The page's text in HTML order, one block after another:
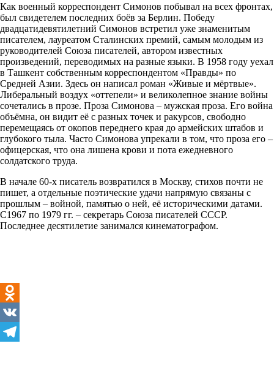
Как военный корреспондент Симонов побывал на всех фронтах,
был свидетелем последних боёв за Берлин. Победу
двадцатидевятилетний Симонов встретил уже знаменитым
писателем, лауреатом Сталинских премий, самым молодым из
руководителей Союза писателей, автором известных
произведений, переводимых на разные языки. В 1958 году уехал
в Ташкент собственным корреспондентом «Правды» по
Средней Азии. Здесь он написал роман «Живые и мёртвые».
Либеральный воздух «оттепели» и великолепное знание войны
сочетались в прозе. Проза Симонова – мужская проза. Его война
объёмна, он видит её с разных точек и ракурсов, свободно
перемещаясь от окопов переднего края до армейских штабов и
глубокого тыла. Часто Симонова упрекали в том, что проза его –
офицерская, что она лишена крови и пота ежедневного
солдатского труда.
В начале 60-х писатель возвратился в Москву, стихов почти не
пишет, а отдельные поэтические удачи напрямую связаны с
прошлым – войной, памятью о ней, её историческими датами.
С1967 по 1979 гг. – секретарь Союза писателей СССР.
Последнее десятилетие занимался кинематографом.
Odnoklassniki
VK